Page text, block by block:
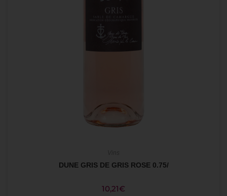
DUNE GRIS DE GRIS ROSE 0.75/
10,21€